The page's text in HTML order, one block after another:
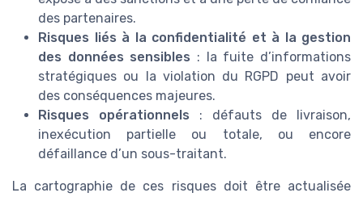
des partenaires.
Risques liés à la confidentialité et à la gestion
des données sensibles : la fuite d’informations
stratégiques ou la violation du RGPD peut avoir
des conséquences majeures.
Risques opérationnels : défauts de livraison,
inexécution partielle ou totale, ou encore
défaillance d’un sous-traitant.
La cartographie de ces risques doit être actualisée